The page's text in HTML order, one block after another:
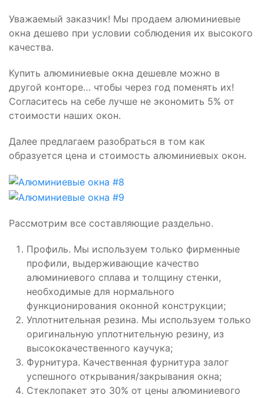
Уважаемый заказчик! Мы продаем алюминиевые
окна дешево при условии соблюдения их высокого
качества.
Купить алюминиевые окна дешевле можно в
другой конторе… чтобы через год поменять их!
Согласитесь на себе лучше не экономить 5% от
стоимости наших окон.
Далее предлагаем разобраться в том как
образуется цена и стоимость алюминиевых окон.
Рассмотрим все составляющие раздельно.
Профиль. Мы используем только фирменные
профили, выдерживающие качество
алюминиевого сплава и толщину стенки,
необходимые для нормального
функционирования оконной конструкции;
Уплотнительная резина. Мы используем только
оригинальную уплотнительную резину, из
высококачественного каучука;
Фурнитура. Качественная фурнитура залог
успешного открывания/закрывания окна;
Стеклопакет это 30% от цены алюминиевого